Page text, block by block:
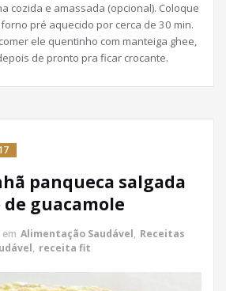
cozida e amassada (opcional). Coloque
pré aquecido por cerca de 30 min.
ele quentinho com manteiga ghee,
de pronto pra ficar crocante.
panqueca salgada
guacamole
em Alimentação Saudável, Receitas
, receita fit